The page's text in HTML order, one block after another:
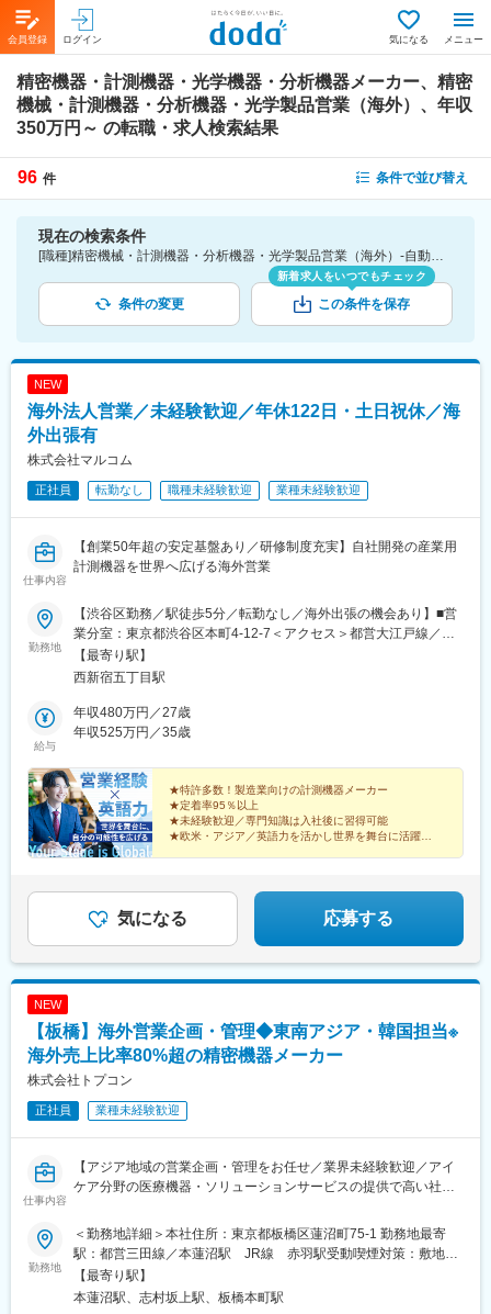
会員登録 ログイン 気になる メニュー
精密機器・計測機器・光学機器・分析機器メーカー、精密
機械・計測機器・分析機器・光学製品営業（海外）、年収
350万円～ の転職・求人検索結果
96 件 条件で並び替え
現在の検索条件
[職種]精密機械・計測機器・分析機器・光学製品営業（海外）-自動車・装置・機械製品営業 [業種]精密機器・計測機器・光学機器・分析機器メーカー-メーカー（機械・電気）業界 [年収]350万円～
条件の変更
新着求人をいつでもチェック
この条件を保存
NEW
海外法人営業／未経験歓迎／年休122日・土日祝休／海
外出張有
株式会社マルコム
正社員 転勤なし 職種未経験歓迎 業種未経験歓迎
仕事内容
【創業50年超の安定基盤あり／研修制度充実】自社開発の産業用
計測機器を世界へ広げる海外営業
勤務地
【渋谷区勤務／駅徒歩5分／転勤なし／海外出張の機会あり】■営
業分室：東京都渋谷区本町4-12-7＜アクセス＞都営大江戸線／西
新宿五丁目駅より徒歩5分京王電鉄京王線／初台駅より徒歩14分※
受動喫煙対策：屋内全面禁煙＝＝海外出張のチャンスも＝＝中
地への出張機会があります。各地の代理店やお客さま先を訪問す
るため、グローバルな環境で経験を積めます。
【最寄り駅】
西新宿五丁目駅
給与
年収480万円／27歳
年収525万円／35歳
★特許多数！製造業向けの計測機器メーカー
★定着率95％以上
★未経験歓迎／専門知識は入社後に習得可能
★欧米・アジア／英語力を活かし世界を舞台に活躍
気になる 応募する
NEW
【板橋】海外営業企画・管理◆東南アジア・韓国担当※
海外売上比率80%超の精密機器メーカー
株式会社トプコン
正社員 業種未経験歓迎
仕事内容
【アジア地域の営業企画・管理をお任せ／業界未経験歓迎／アイ
ケア分野の医療機器・ソリューションサービスの提供で高い社会
■募集背景
営業管理課は、アイケア事業の更なる成長のため2023年4月に新
設され、海外パートナーとの協業、地域プロジェクトの企画・実
行、販売会社向けの事業推進支援、業績予実マネジメント等を行
っています。グローバル組織の一員として、熱意をもって業務に
勤務地
＜勤務地詳細＞本社住所：東京都板橋区蓮沼町75-1 勤務地最寄
駅：都営三田線／本蓮沼駅 JR線 赤羽駅受動喫煙対策：敷地内
全面禁煙変更の範囲：会社の定める事業所（リモートワーク含
む）
【最寄り駅】
本蓮沼駅、志村坂上駅、板橋本町駅